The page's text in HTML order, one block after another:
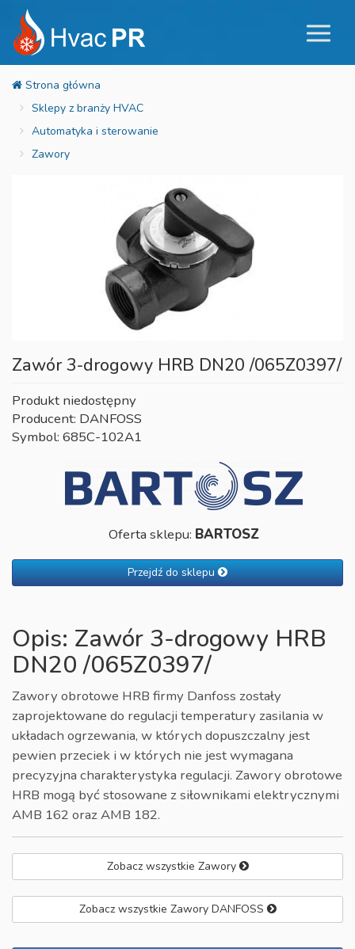
Sklepy z branży HVAC
Automatyka i sterowanie
Zawory
Zawór 3-drogowy HRB DN20 /065Z0397/
Produkt niedostępny
Producent: DANFOSS
Symbol: 685C-102A1
Oferta sklepu: BARTOSZ
Przejdź do sklepu
Opis: Zawór 3-drogowy HRB
DN20 /065Z0397/
Zawory obrotowe HRB firmy Danfoss zostały
zaprojektowane do regulacji temperatury zasilania w
układach ogrzewania, w których dopuszczalny jest
pewien przeciek i w których nie jest wymagana
precyzyjna charakterystyka regulacji. Zawory obrotowe
HRB mogą być stosowane z siłownikami elektrycznymi
AMB 162 oraz AMB 182.
Zobacz wszystkie Zawory
Zobacz wszystkie Zawory DANFOSS